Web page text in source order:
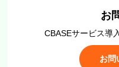
お
CBASEサービス導
お問